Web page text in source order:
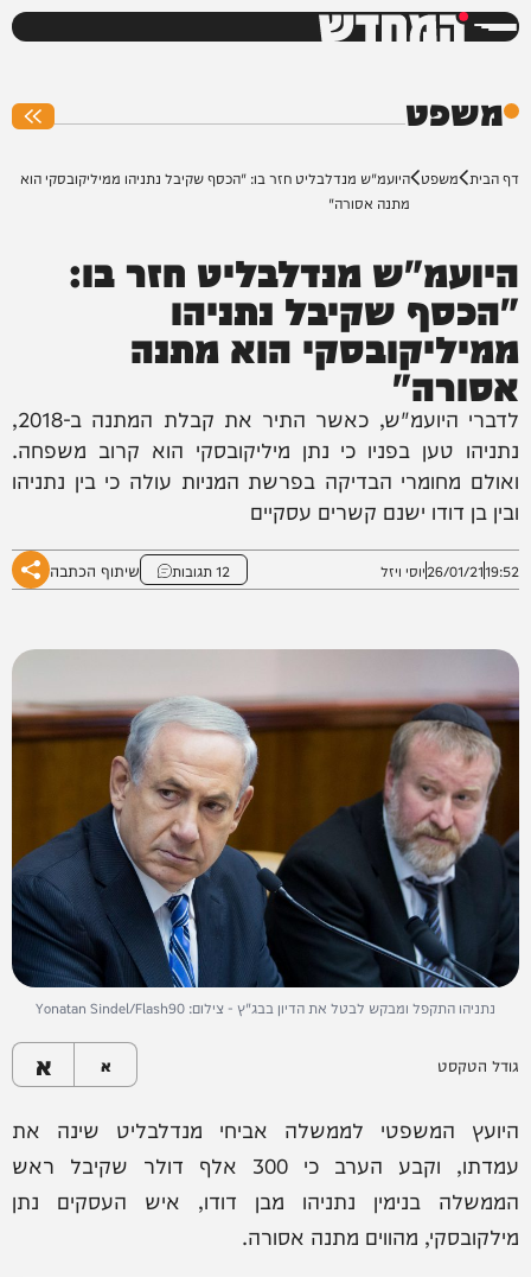
המחדש
משפט
דף הבית משפט היועמ"ש מנדלבליט חזר בו: "הכסף שקיבל נתניהו ממיליקובסקי הוא
מתנה אסורה"
היועמ"ש מנדלבליט חזר בו:
"הכסף שקיבל נתניהו
ממיליקובסקי הוא מתנה
אסורה"
לדברי היועמ"ש, כאשר התיר את קבלת המתנה ב-2018,
נתניהו טען בפניו כי נתן מיליקובסקי הוא קרוב משפחה.
ואולם מחומרי הבדיקה בפרשת המניות עולה כי בין נתניהו
ובין בן דודו ישנם קשרים עסקיים
19:52
26/01/21יוסי ויזל 12 תגובות שיתוף הכתבה
נתניהו התקפל ומבקש לבטל את הדיון בבג"ץ - צילום: Yonatan Sindel/Flash90
גודל הטקסט א א
היועץ המשפטי לממשלה אביחי מנדלבליט שינה את
עמדתו, וקבע הערב כי 300 אלף דולר שקיבל ראש
הממשלה בנימין נתניהו מבן דודו, איש העסקים נתן
מילקובסקי, מהווים מתנה אסורה.